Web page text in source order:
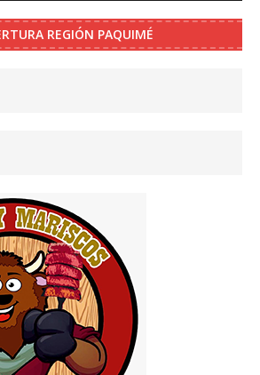
REGIÓN PAQUIMÉ